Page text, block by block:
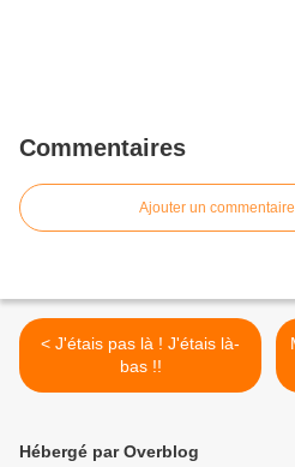
Commentaires
Ajouter un commentaire
< J'étais pas là ! J'étais là-
bas !!
Hébergé par Overblog